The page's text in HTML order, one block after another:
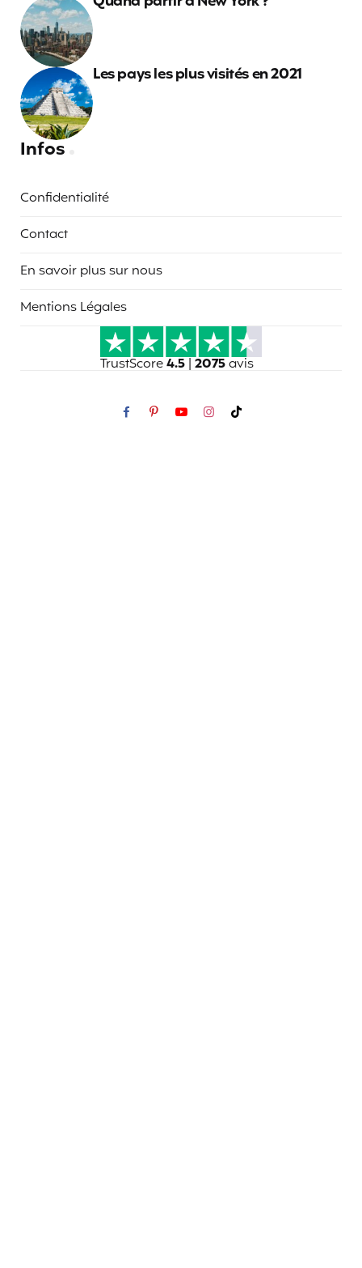
Les pays les plus visités en 2021
Infos
Confidentialité
Contact
En savoir plus sur nous
Mentions Légales
TrustScore4.5 | 2075avis